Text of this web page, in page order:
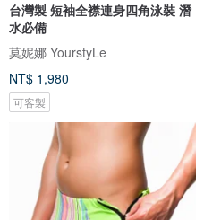
台灣製 短袖全襟連身四角泳裝 潛
水必備
莫妮娜 YourstyLe
NT$ 1,980
可客製